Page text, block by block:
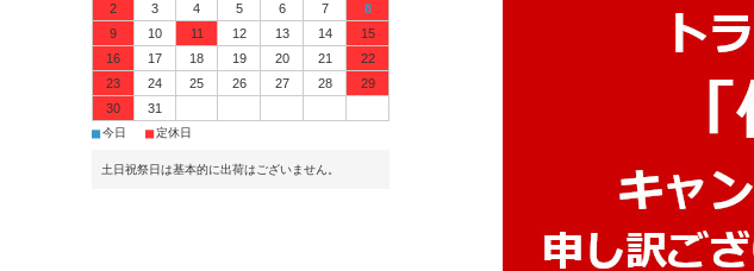
2
3 4 5 6 7
8
9
10 11 12 13 14
15
16
17 18 19 20 21
22
23
24 25 26 27 28
29
30
31
■今日 ■定休日
土日祝祭日は基本的に出荷はございません。